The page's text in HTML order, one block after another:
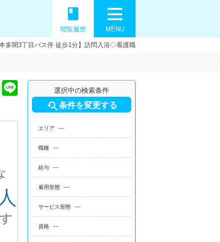
MENU
book
閲覧履歴
多聞3丁目バス停 徒歩1分】訪問入浴◇看護職
選択中の検索条件
条件を変更する
エリア ---
職種 ---
給与 ---
雇用形態 ---
サービス形態 ---
資格 ---